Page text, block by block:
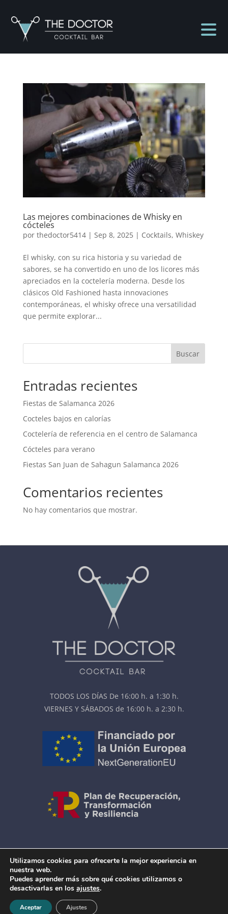
Las mejores combinaciones de Whisky en
cócteles
por thedoctor5414| Sep 8, 2025| Cocktails, Whiskey
El whisky, con su rica historia y su variedad de
sabores, se ha convertido en uno de los licores más
apreciados en la coctelería moderna. Desde los
clásicos Old Fashioned hasta innovaciones
contemporáneas, el whisky ofrece una versatilidad
que permite explorar...
Buscar
Entradas recientes
Fiestas de Salamanca 2026
Cocteles bajos en calorías
Coctelería de referencia en el centro de Salamanca
Cócteles para verano
Fiestas San Juan de Sahagun Salamanca 2026
Comentarios recientes
No hay comentarios que mostrar.
TODOS LOS DÍAS De 16:00 h. a 1:30 h.
VIERNES Y SÁBADOS de 16:00 h. a 2:30 h.
ACCESIBILIDAD
MAPA DEL SITIO
Utilizamos cookies para ofrecerte la mejor experiencia en
nuestra web.
Puedes aprender más sobre qué cookies utilizamos o
desactivarlas en los ajustes.
Aceptar Ajustes